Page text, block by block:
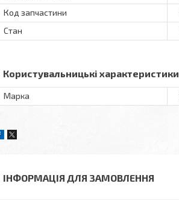
Код запчастини
Стан
Користувальницькі характеристики
Марка
ІНФОРМАЦІЯ ДЛЯ ЗАМОВЛЕННЯ